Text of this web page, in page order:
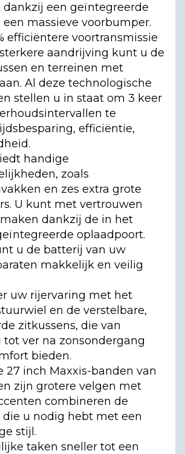
een geïntegreerde
massieve voorbumper.
efficiëntere voortransmissie
aandrijving kunt u de
en terreinen met
Al deze technologische
stellen u in staat om 3 keer
te
efficiëntie,
handige
zoals
en zes extra grote
U kunt met vertrouwen
dankzij de in het
oplaadpoort.
u de batterij van uw
makkelijk en veilig
uw rijervaring met het
en de verstelbare,
zitkussens, die van
tot ver na zonsondergang
bieden.
27 inch Maxxis-banden van
zijn grotere velgen met
combineren de
u nodig hebt met een
stijl.
taken sneller tot een